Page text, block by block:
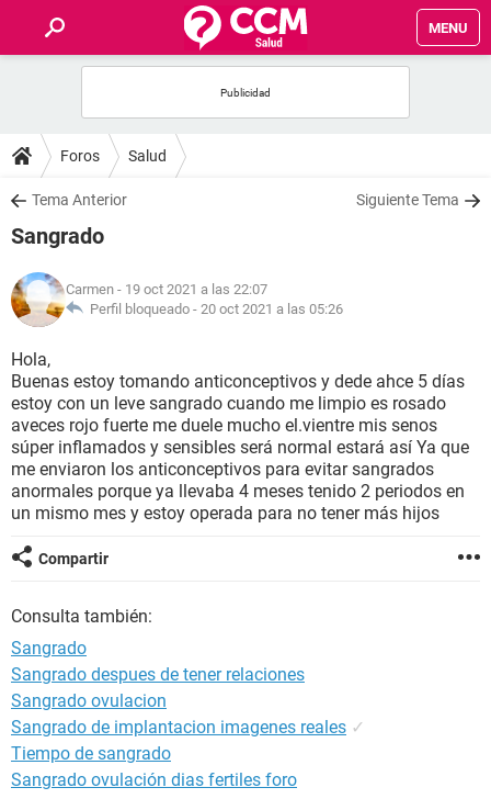
MENU
FOROS
SALUD
FAMILIA
NUTRICIÓN
BIENESTAR
SEXUALIDAD
GLOSARIO
Foros Salud
Tema Anterior Siguiente Tema
Sangrado
Carmen - 19 oct 2021 a las 22:07
Perfil bloqueado - 20 oct 2021 a las 05:26
Hola,
Buenas estoy tomando anticonceptivos y dede ahce 5 días
estoy con un leve sangrado cuando me limpio es rosado
aveces rojo fuerte me duele mucho el.vientre mis senos
súper inflamados y sensibles será normal estará así Ya que
me enviaron los anticonceptivos para evitar sangrados
anormales porque ya llevaba 4 meses tenido 2 periodos en
un mismo mes y estoy operada para no tener más hijos
Compartir
Consulta también:
Sangrado
Sangrado despues de tener relaciones
Sangrado ovulacion
Sangrado de implantacion imagenes reales ✓
Tiempo de sangrado
Sangrado ovulación dias fertiles foro